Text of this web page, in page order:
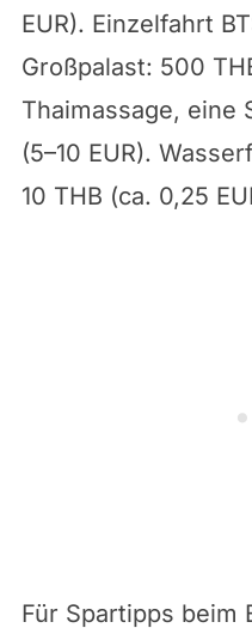
EUR). Einzelfahrt
Großpalast: 500
Thaimassage, eine
(5–10 EUR).
10 THB (ca. 0,25
Für Spartipps beim